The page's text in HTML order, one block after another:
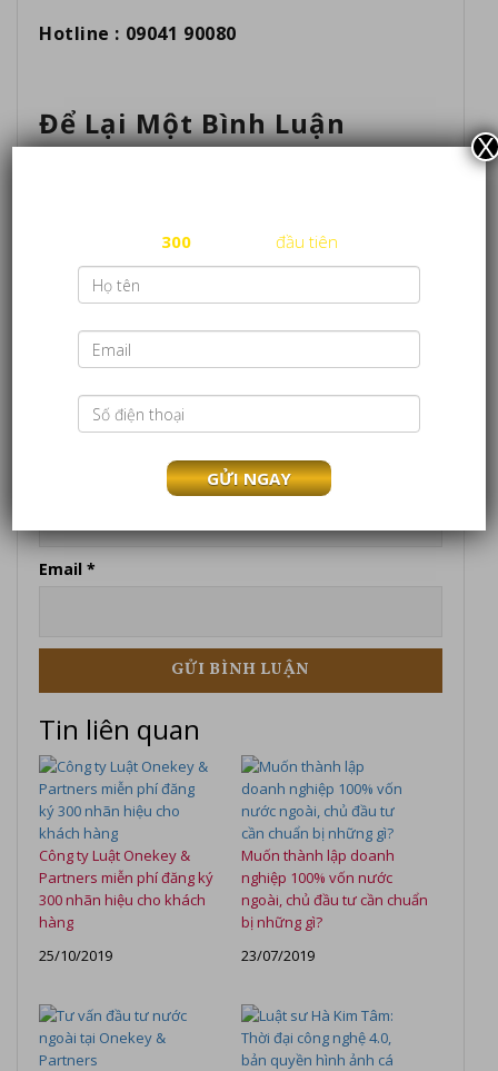
Hotline : 09041 90080
Để Lại Một Bình Luận
Email *
Tin liên quan
Công ty Luật Onekey &
Partners miễn phí đăng ký
300 nhãn hiệu cho khách
hàng
25/10/2019
Muốn thành lập doanh
nghiệp 100% vốn nước
ngoài, chủ đầu tư cần chuẩn
bị những gì?
23/07/2019
300
đầu tiên
X